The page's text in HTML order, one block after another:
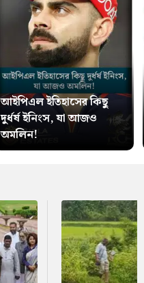
আইপিএল ইতিহাসের কিছু
দুর্ধর্ষ ইনিংস, যা আজও
অমলিন!